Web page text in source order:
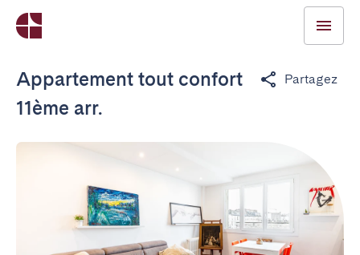
Appartement tout confort
11ème arr.
Partagez